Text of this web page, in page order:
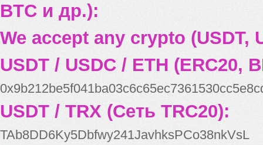
BTC и др.):
We accept any crypto (USDT,
USDT / USDC / ETH (ERC20,
USDT / TRX (Сеть TRC20):
TAb8DD6Ky5Dbfwy241JavhksPCo38nkVsL